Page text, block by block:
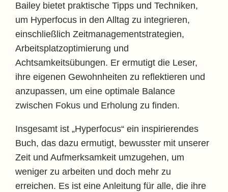
Bailey bietet praktische Tipps und Techniken,
um Hyperfocus in den Alltag zu integrieren,
einschließlich Zeitmanagementstrategien,
Arbeitsplatzoptimierung und
Achtsamkeitsübungen. Er ermutigt die Leser,
ihre eigenen Gewohnheiten zu reflektieren und
anzupassen, um eine optimale Balance
zwischen Fokus und Erholung zu finden.
Insgesamt ist „Hyperfocus“ ein inspirierendes
Buch, das dazu ermutigt, bewusster mit unserer
Zeit und Aufmerksamkeit umzugehen, um
weniger zu arbeiten und doch mehr zu
erreichen. Es ist eine Anleitung für alle, die ihre